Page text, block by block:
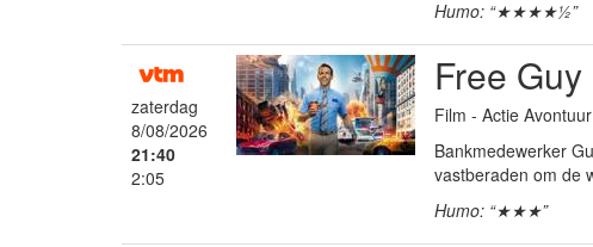
Humo: “★★★★½”
zaterdag
8/08/2026
21:40
2:05
Free Guy
Film - Actie
Bankmedewerker
vastberaden om de
Humo: “★★★”